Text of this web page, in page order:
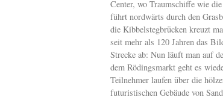
Center, wo Traumschiffe wie
führt nordwärts durch den
die Kibbelstegbrücken kreuzt
seit mehr als 120 Jahren das
Strecke ab: Nun läuft man auf
dem Rödingsmarkt geht es
Teilnehmer laufen über die
futuristischen Gebäude von